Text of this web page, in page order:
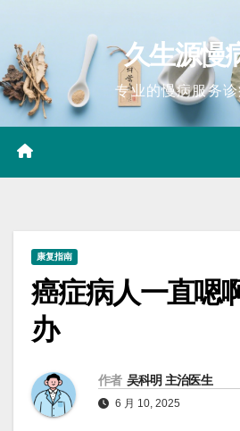
content
久生源慢
专业的慢病服务诊
康复指南
癌症病人一直嗯
办
作者 吴科明 主治医生
6 月 10, 2025